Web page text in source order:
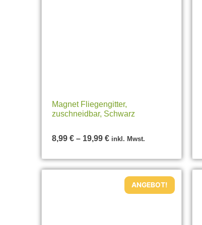
Magnet Fliegengitter,
zuschneidbar, Schwarz
8,99 € – 19,99 € inkl. Mwst.
ANGEBOT!